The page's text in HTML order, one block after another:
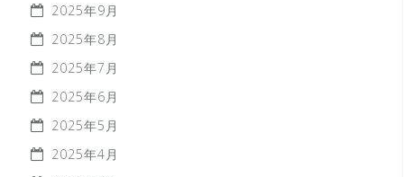
2025年9月
2025年8月
2025年7月
2025年6月
2025年5月
2025年4月